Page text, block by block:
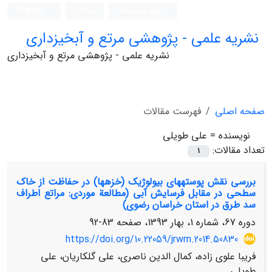
نشریه علمی - پژوهشی مرتع و آبخیزداری
نشریه علمی - پژوهشی مرتع و آبخیزداری
صفحه اصلی
فهرست مقالات
نویسنده = علی طویلی
تعداد مقالات:
1
بررسی نقش پوسته‏های بیولوژیک (خزه‏ها) در حفاظت از خاک
سطحی در مقابل فرسایش آبی (مطالعة موردی: مراتع اطراف
سد طرق در استان خراسان رضوی)
دوره 67، شماره 1، بهار 1393، صفحه
83-92
https://doi.org/10.22059/jrwm.2014.50830
فریبا علوی زاده، کمال الدین ناصری، علی گلکاریان، علی